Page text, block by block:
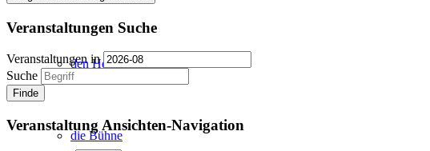
den Hexenturm
die Bühne
Veranstaltungen Suche
Veranstaltungen in
Suche
Veranstaltung Ansichten-Navigation